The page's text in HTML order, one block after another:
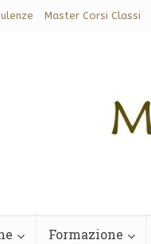
Master Corsi Classi
Formazione